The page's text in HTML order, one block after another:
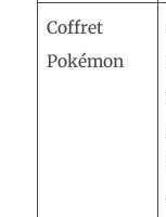
Coffret
Pokémon